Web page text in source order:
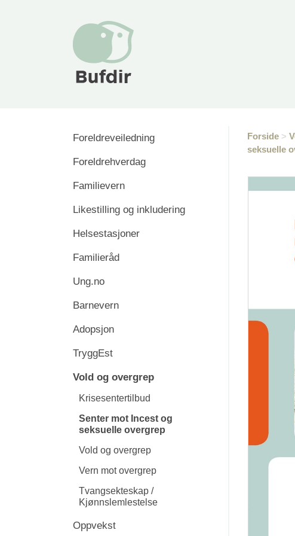
Foreldreveiledning
Foreldrehverdag
Familievern
Likestilling og inkludering
Helsestasjoner
Familieråd
Ung.no
Barnevern
Adopsjon
TryggEst
Vold og overgrep
Krisesentertilbud
Senter mot Incest og
seksuelle overgrep
Vold og overgrep
Vern mot overgrep
Tvangsekteskap /
Kjønnslemlestelse
Oppvekst
Forside >
seksuelle